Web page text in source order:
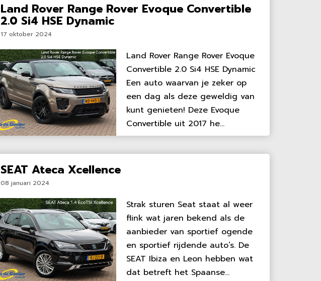
Land Rover Range Rover Evoque Convertible
2.0 Si4 HSE Dynamic
17 oktober 2024
Land Rover Range Rover Evoque
Convertible 2.0 Si4 HSE Dynamic
Een auto waarvan je zeker op
een dag als deze geweldig van
kunt genieten! Deze Evoque
Convertible uit 2017 he...
SEAT Ateca Xcellence
08 januari 2024
Strak sturen Seat staat al weer
flink wat jaren bekend als de
aanbieder van sportief ogende
en sportief rijdende auto’s. De
SEAT Ibiza en Leon hebben wat
dat betreft het Spaanse...